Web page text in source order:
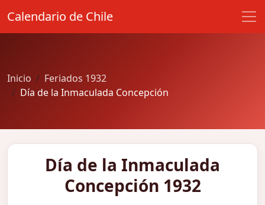
Calendario de Chile
Inicio
Feriados 1932
Día de la Inmaculada Concepción
Día de la Inmaculada
Concepción 1932